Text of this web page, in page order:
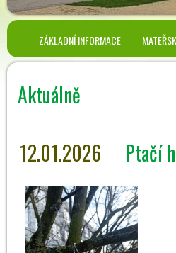
ZÁKLADNÍ INFORMACE
Aktuálně
12.01.2026 Ptačí